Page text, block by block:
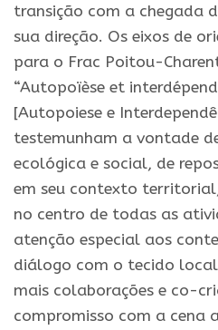
transição com a chegada
sua direção. Os eixos de
para o Frac Poitou-
“Autopoïèse et
[Autopoiese e
testemunham a vontade
ecológica e social, de
em seu contexto
no centro de todas as
atenção especial aos
diálogo com o tecido
mais colaborações e co-
compromisso com a cena